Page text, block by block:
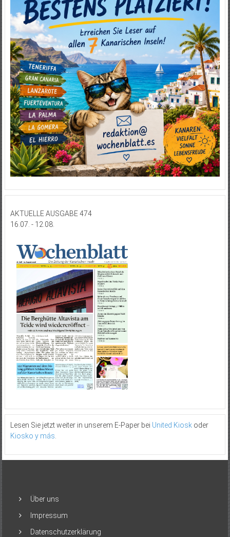
AKTUELLE AUSGABE 474
16.07. - 12.08.
Lesen Sie jetzt weiter in unserem E-Paper bei United Kioskoder
Kiosko y más
Über uns
Impressum
Datenschutzerklärung